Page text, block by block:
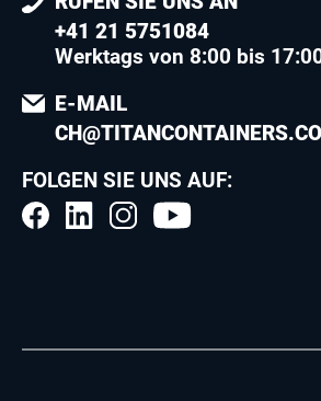
+41 21 5751084
Werktags von 8:00 bis
E-MAIL
FOLGEN SIE UNS AUF: